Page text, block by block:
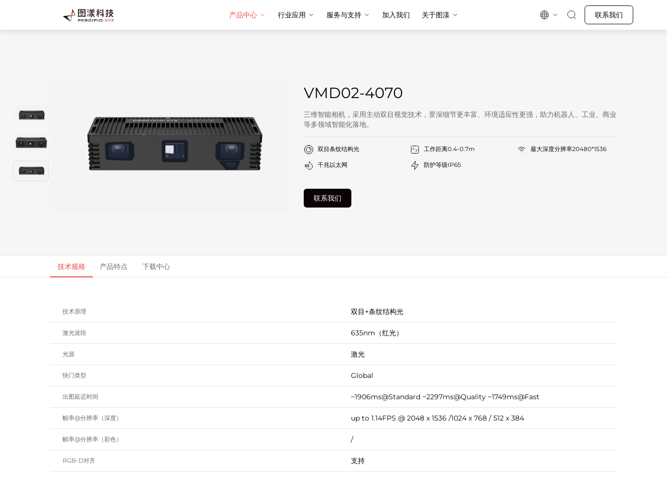
产品中心 行业应用 服务与支持 加入我们 关于图漾 联系我们
VMD02-4070
三维智能相机，采用主动双目视觉技术，景深细节更丰富、环境适应性更强，助力机器人、工业、商业
等多领域智能化落地。
双目条纹结构光 工作距离0.4-0.7m 最大深度分辨率20480*1536
千兆以太网 防护等级IP65
联系我们
技术规格 产品特点 下载中心
技术原理 双目+条纹结构光
激光波段 635nm（红光）
光源 激光
快门类型 Global
出图延迟时间 ~1906ms@Standard ~2297ms@Quality ~1749ms@Fast
帧率@分辨率（深度） up to 1.14FPS @ 2048 x 1536 /1024 x 768 / 512 x 384
帧率@分辨率（彩色） /
RGB-D对齐 支持